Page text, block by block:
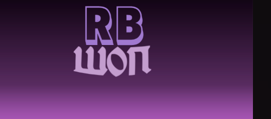
магазин по режимам роблокса
Купить юнитов ттд